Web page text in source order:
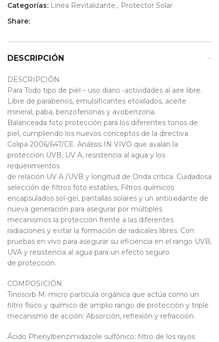
Categorías: Linea Revitalizante , Protector Solar
Share:
DESCRIPCIÓN
DESCRIPCIÓN
Para Todo tipo de piel – uso diario -actividades al aire libre.
Libre de parabenos, emulsificantes etoxilados, aceite
mineral, paba, benzofenonas y avobenzona.
Balanceada foto protección para los diferentes tonos de
piel, cumpliendo los nuevos conceptos de la directiva
Colipa 2006/647/CE. Análisis IN VIVO que avalan la
protección UVB, UV A, resistencia al agua y los
requerimientos
de relación UV A /UVB y longitud de Onda critica. Cuidadosa
selección de filtros foto estables, Filtros químicos
encapsulados sol-gel, pantallas solares y un antioxidante de
nueva generación para asegurar por múltiples
mecanismos la protección frente a las diferentes
radiaciones y evitar la formación de radicales libres. Con
pruebas en vivo para asegurar su eficiencia en el rango UVB,
UVA y resistencia al agua para un efecto seguro
de protección.
COMPOSICIÓN
Tinosorb M: micro partícula orgánica que actúa como un
filtro físico y químico de amplio rango de protección y triple
mecanismo de acción: Absorción, reflexión y refracción.
Ácido Phenylbenzimidazole sulfónico: filtro de los rayos